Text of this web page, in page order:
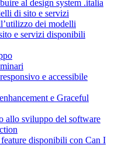
al design system .italia
di sito e servizi
dei modelli
e servizi disponibili
e accessibile
e Graceful
allo sviluppo del software
disponibili con Can I